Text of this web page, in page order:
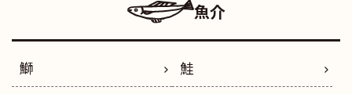
魚介
鰤
鮭